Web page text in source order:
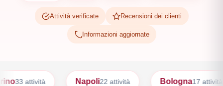
Attività verificate Recensioni dei clienti
Informazioni aggiornate
22 attività Bologna17 attività Firenze 17